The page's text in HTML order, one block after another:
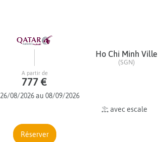
Ho Chi Minh Ville
(SGN)
08/2026 au 08/09/2026
avec escale
A partir de
777 €
Réserver